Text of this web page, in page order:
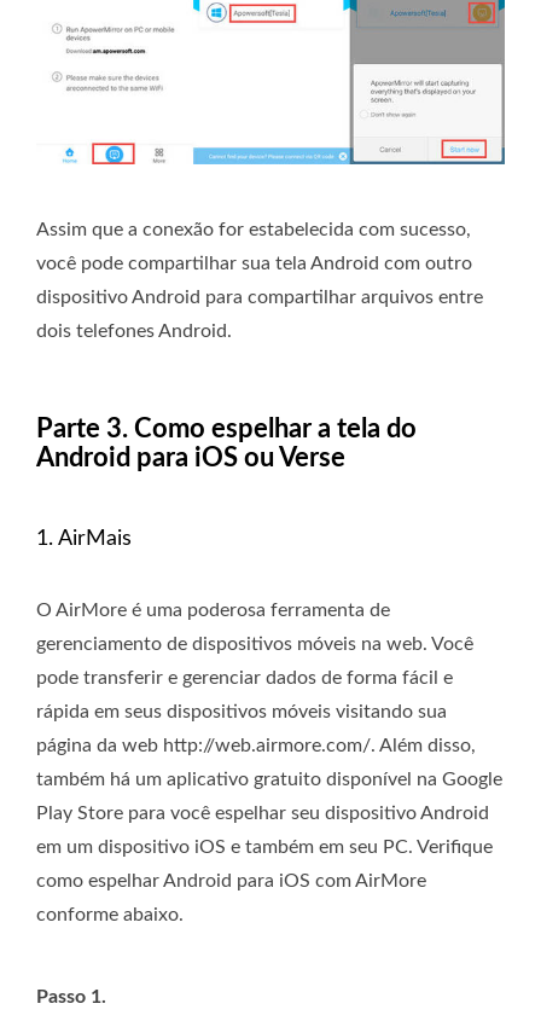
Assim que a conexão for estabelecida com sucesso,
você pode compartilhar sua tela Android com outro
dispositivo Android para compartilhar arquivos entre
dois telefones Android.
Parte 3. Como espelhar a tela do
Android para iOS ou Verse
1. AirMais
O AirMore é uma poderosa ferramenta de
gerenciamento de dispositivos móveis na web. Você
pode transferir e gerenciar dados de forma fácil e
rápida em seus dispositivos móveis visitando sua
página da web http://web.airmore.com/. Além disso,
também há um aplicativo gratuito disponível na Google
Play Store para você espelhar seu dispositivo Android
em um dispositivo iOS e também em seu PC. Verifique
como espelhar Android para iOS com AirMore
conforme abaixo.
Passo 1.